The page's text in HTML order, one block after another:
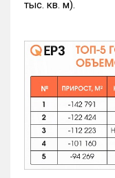
тыс. кв. м).